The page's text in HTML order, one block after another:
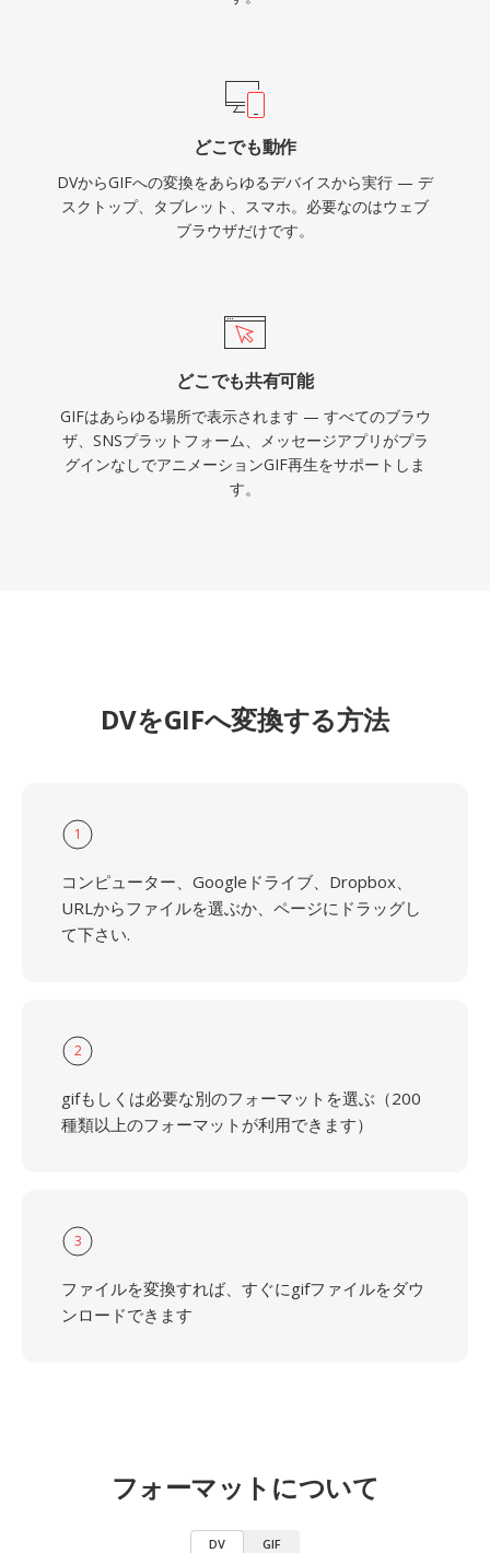
どこでも動作
DVからGIFへの変換をあらゆるデバイスから実行 — デ
スクトップ、タブレット、スマホ。必要なのはウェブ
ブラウザだけです。
どこでも共有可能
GIFはあらゆる場所で表示されます — すべてのブラウ
ザ、SNSプラットフォーム、メッセージアプリがプラ
グインなしでアニメーションGIF再生をサポートしま
す。
DVをGIFへ変換する方法
1
コンピューター、Googleドライブ、Dropbox、
URLからファイルを選ぶか、ページにドラッグし
て下さい.
2
gifもしくは必要な別のフォーマットを選ぶ（200
種類以上のフォーマットが利用できます）
3
ファイルを変換すれば、すぐにgifファイルをダウ
ンロードできます
フォーマットについて
DV GIF